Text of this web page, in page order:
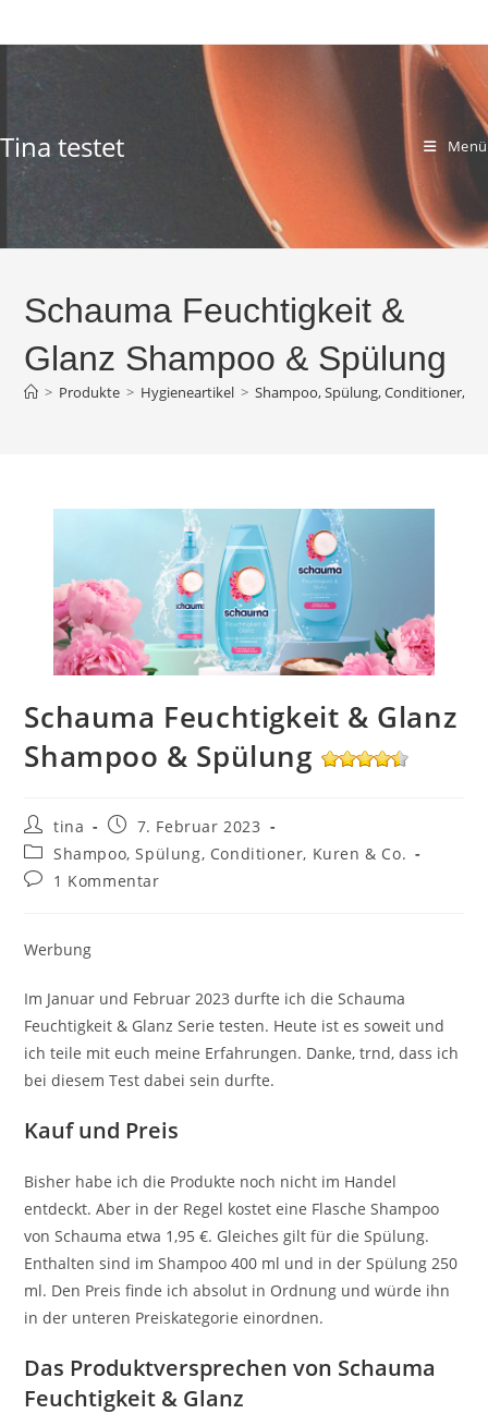
Inhalt
Tina testet Menü
Schauma Feuchtigkeit &
Glanz Shampoo & Spülung
> Produkte > Hygieneartikel > Shampoo, Spülung, Conditioner,
Schauma Feuchtigkeit & Glanz
Shampoo & Spülung
Beitrags-
Autor:
tina
Beitrag
veröffentlicht:
7. Februar 2023
Beitrags-
Kategorie:
Shampoo, Spülung, Conditioner, Kuren & Co.
Beitrags-
1 Kommentar
Werbung
Im Januar und Februar 2023 durfte ich die Schauma
Feuchtigkeit & Glanz Serie testen. Heute ist es soweit und
ich teile mit euch meine Erfahrungen. Danke, trnd, dass ich
bei diesem Test dabei sein durfte.
Kauf und Preis
Bisher habe ich die Produkte noch nicht im Handel
entdeckt. Aber in der Regel kostet eine Flasche Shampoo
von Schauma etwa 1,95 €. Gleiches gilt für die Spülung.
Enthalten sind im Shampoo 400 ml und in der Spülung 250
ml. Den Preis finde ich absolut in Ordnung und würde ihn
in der unteren Preiskategorie einordnen.
Das Produktversprechen von Schauma
Feuchtigkeit & Glanz